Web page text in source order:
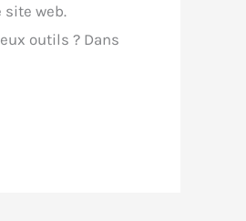
site web.
outils ? Dans